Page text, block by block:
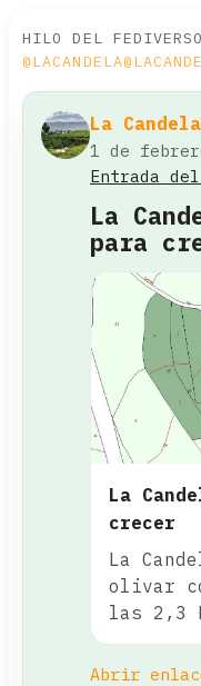
HILO DEL
La Candela
1 de
Entrada
La
para
La
crecer
La
olivar
las 2,3
Abrir